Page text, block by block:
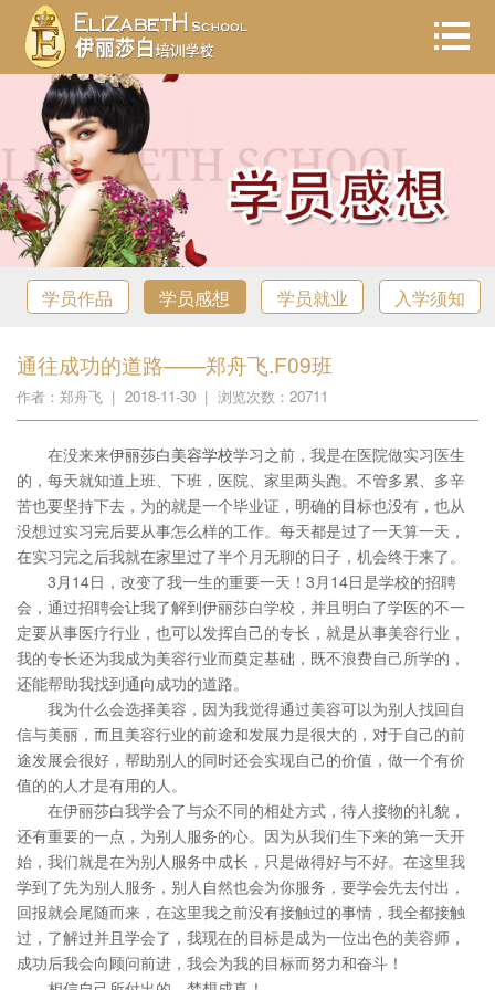
入学须知
学员就业
学员感想
学员作品
通往成功的道路——郑舟飞.F09班
作者：郑舟飞 | 2018-11-30 | 浏览次数：20711
在没来来伊丽莎白美容学校学习之前，我是在医院做实习医生
的，每天就知道上班、下班，医院、家里两头跑。不管多累、多辛
苦也要坚持下去，为的就是一个毕业证，明确的目标也没有，也从
没想过实习完后要从事怎么样的工作。每天都是过了一天算一天，
在实习完之后我就在家里过了半个月无聊的日子，机会终于来了。
3月14日，改变了我一生的重要一天！3月14日是学校的招聘
会，通过招聘会让我了解到伊丽莎白学校，并且明白了学医的不一
定要从事医疗行业，也可以发挥自己的专长，就是从事美容行业，
我的专长还为我成为美容行业而奠定基础，既不浪费自己所学的，
还能帮助我找到通向成功的道路。
我为什么会选择美容，因为我觉得通过美容可以为别人找回自
信与美丽，而且美容行业的前途和发展力是很大的，对于自己的前
途发展会很好，帮助别人的同时还会实现自己的价值，做一个有价
值的的人才是有用的人。
在伊丽莎白我学会了与众不同的相处方式，待人接物的礼貌，
还有重要的一点，为别人服务的心。因为从我们生下来的第一天开
始，我们就是在为别人服务中成长，只是做得好与不好。在这里我
学到了先为别人服务，别人自然也会为你服务，要学会先去付出，
回报就会尾随而来，在这里我之前没有接触过的事情，我全都接触
过，了解过并且学会了，我现在的目标是成为一位出色的美容师，
成功后我会向顾问前进，我会为我的目标而努力和奋斗！